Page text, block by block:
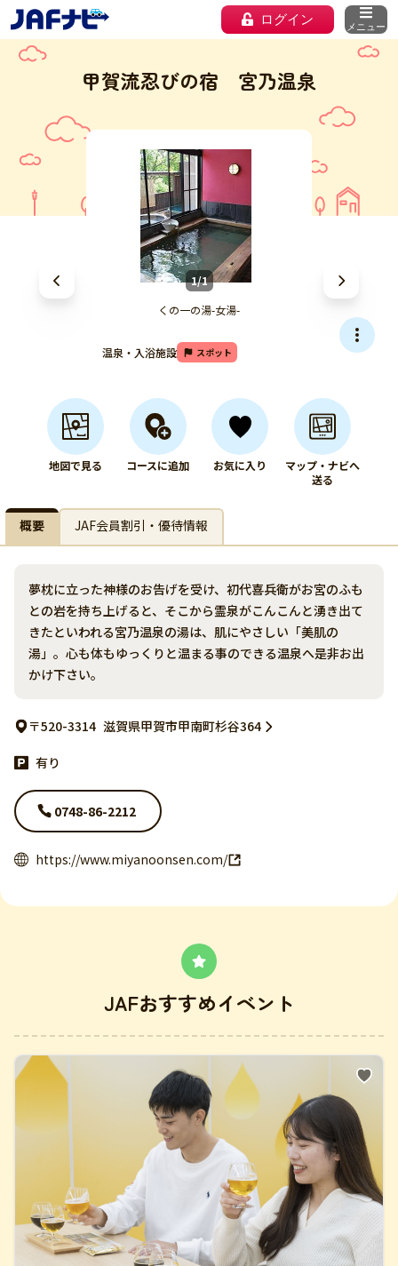
ログイン メニュー
甲賀流忍びの宿 宮乃温泉
1/1
くの一の湯-女湯-
温泉・入浴施設 スポット
地図で見る コースに追加 お気に入り
マップ・ナビへ
送る
概要 JAF会員割引・優待情報
夢枕に立った神様のお告げを受け、初代喜兵衛がお宮のふも
との岩を持ち上げると、そこから霊泉がこんこんと湧き出て
きたといわれる宮乃温泉の湯は、肌にやさしい「美肌の
湯」。心も体もゆっくりと温まる事のできる温泉へ是非お出
かけ下さい。
〒520-3314 滋賀県甲賀市甲南町杉谷364
有り
0748-86-2212
https://www.miyanoonsen.com/
JAFおすすめイベント